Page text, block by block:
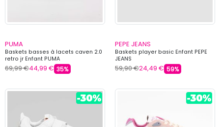
PUMA
Baskets basses à lacets caven 2.0
retro jr Enfant PUMA
69,99 €44,99 € 35%
PEPE JEANS
Baskets player basic Enfant PEPE
JEANS
59,90 €24,49 € 59%